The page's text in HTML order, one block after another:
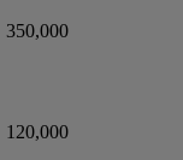
350,000
120,000